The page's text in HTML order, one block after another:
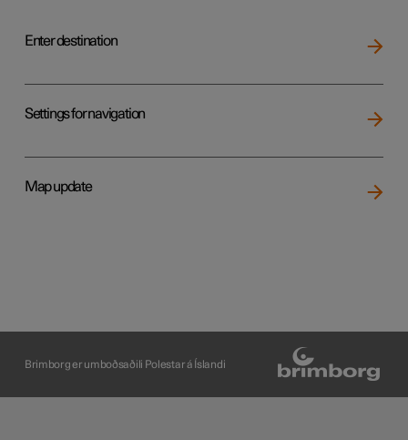
Enter destination
Settings for navigation
Map update
Brimborg er umboðsaðili Polestar á Íslandi